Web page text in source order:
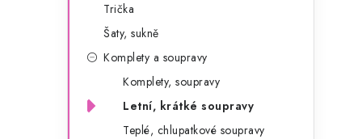
Trička
Šaty, sukně
Komplety a soupravy
Komplety, soupravy
Letní, krátké soupravy
Teplé, chlupatkové soupravy